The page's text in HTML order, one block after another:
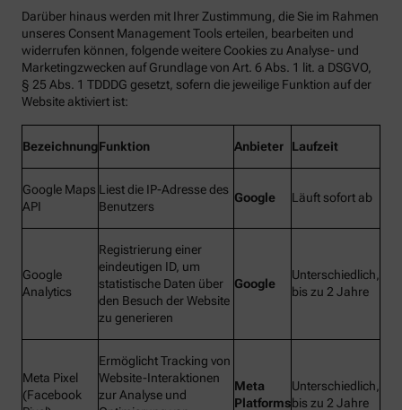
Darüber hinaus werden mit Ihrer Zustimmung, die Sie im Rahmen
unseres Consent Management Tools erteilen, bearbeiten und
widerrufen können, folgende weitere Cookies zu Analyse- und
Marketingzwecken auf Grundlage von Art. 6 Abs. 1 lit. a DSGVO,
§ 25 Abs. 1 TDDDG gesetzt, sofern die jeweilige Funktion auf der
Website aktiviert ist:
BezeichnungFunktion Anbieter Laufzeit
Google Maps
API
Liest die IP-Adresse des
Benutzers
Google Läuft sofort ab
Google
Analytics
Registrierung einer
eindeutigen ID, um
statistische Daten über
den Besuch der Website
zu generieren
Google
Unterschiedlich,
bis zu 2 Jahre
Meta Pixel
(Facebook
Ermöglicht Tracking von
Website-Interaktionen
zur Analyse und
Meta
Platforms
Unterschiedlich,
bis zu 2 Jahre